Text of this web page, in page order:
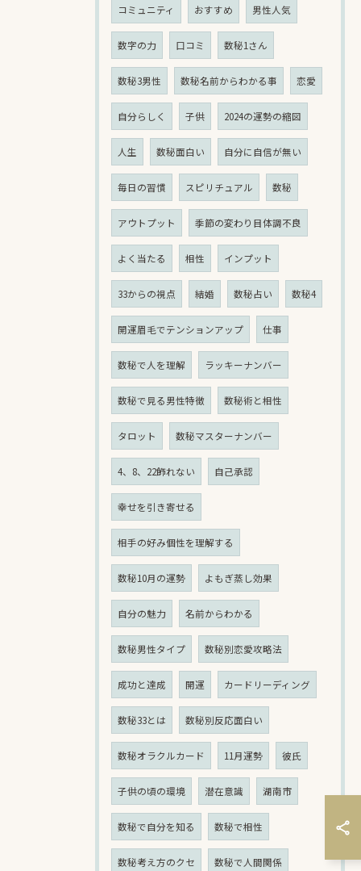
コミュニティ おすすめ 男性人気
数字の力 口コミ 数秘1さん
数秘3男性 数秘名前からわかる事 恋愛
自分らしく 子供 2024の運勢の縮図
人生 数秘面白い 自分に自信が無い
毎日の習慣 スピリチュアル 数秘
アウトプット 季節の変わり目体調不良
よく当たる 相性 インプット
33からの視点 結婚 数秘占い 数秘4
開運眉毛でテンションアップ 仕事
数秘で人を理解 ラッキーナンバー
数秘で見る男性特徴 数秘術と相性
タロット 数秘マスターナンバー
4、8、22飾れない 自己承認
幸せを引き寄せる
相手の好み個性を理解する
数秘10月の運勢 よもぎ蒸し効果
自分の魅力 名前からわかる
数秘男性タイプ 数秘別恋愛攻略法
成功と達成 開運 カードリーディング
数秘33とは 数秘別反応面白い
数秘オラクルカード 11月運勢 彼氏
子供の頃の環境 潜在意識 湖南市
数秘で自分を知る 数秘で相性
数秘考え方のクセ 数秘で人間関係